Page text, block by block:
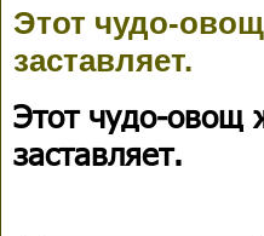
Этот чудо-
заставляет.
Этот чудо-овощ
заставляет.